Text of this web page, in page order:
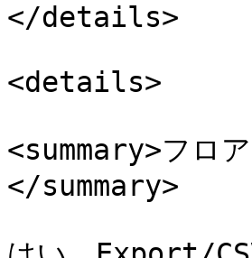
</details>
<details>
<summary>フロ
</summary>